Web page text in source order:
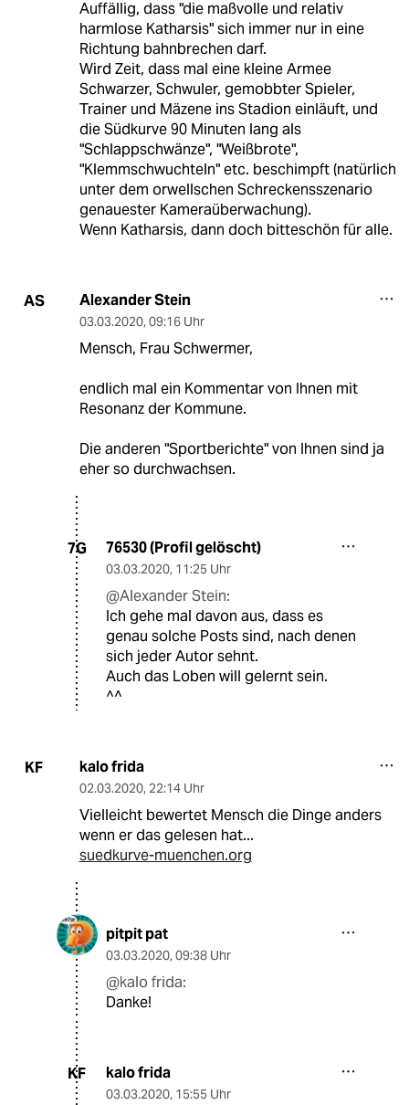
Auffällig, dass "die maßvolle und relativ
harmlose Katharsis" sich immer nur in eine
Richtung bahnbrechen darf.
Wird Zeit, dass mal eine kleine Armee
Schwarzer, Schwuler, gemobbter Spieler,
Trainer und Mäzene ins Stadion einläuft, und
die Südkurve 90 Minuten lang als
"Schlappschwänze", "Weißbrote",
"Klemmschwuchteln" etc. beschimpft (natürlich
unter dem orwellschen Schreckensszenario
genauester Kameraüberwachung).
Wenn Katharsis, dann doch bitteschön für alle.
AS Alexander Stein
03.03.2020, 09:16 Uhr
Mensch, Frau Schwermer,
endlich mal ein Kommentar von Ihnen mit
Resonanz der Kommune.
Die anderen "Sportberichte" von Ihnen sind ja
eher so durchwachsen.
7G 76530 (Profil gelöscht)
03.03.2020, 11:25 Uhr
@Alexander Stein:
Ich gehe mal davon aus, dass es
genau solche Posts sind, nach denen
sich jeder Autor sehnt.
Auch das Loben will gelernt sein.
^^
KF kalo frida
02.03.2020, 22:14 Uhr
Vielleicht bewertet Mensch die Dinge anders
wenn er das gelesen hat...
suedkurve-muenchen.org
pitpit pat
03.03.2020, 09:38 Uhr
@kalo frida:
Danke!
KF kalo frida
03.03.2020, 15:55 Uhr